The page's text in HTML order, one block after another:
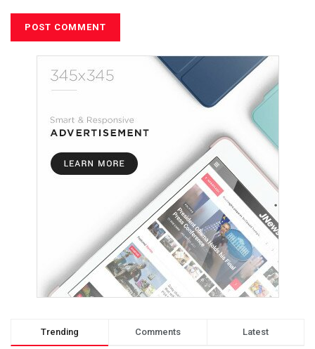
Trending Comments Latest